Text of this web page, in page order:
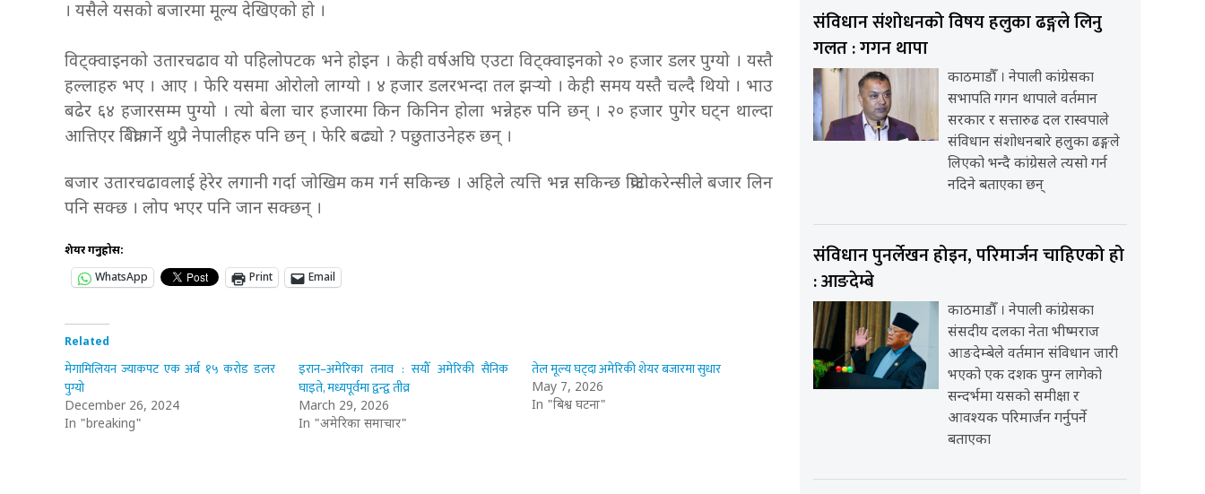
। यसैले यसको बजारमा मूल्य देखिएको हो ।
विट्क्वाइनको उतारचढाव यो पहिलोपटक भने होइन । केही वर्षअघि एउटा विट्क्वाइनको २० हजार डलर पुग्यो । यस्तै
हल्लाहरु भए । आए । फेरि यसमा ओरोलो लाग्यो । ४ हजार डलरभन्दा तल झर्‍यो । केही समय यस्तै चल्दै थियो । भाउ
बढेर ६४ हजारसम्म पुग्यो । त्यो बेला चार हजारमा किन किनिन होला भन्नेहरु पनि छन् । २० हजार पुगेर घट्न थाल्दा
आत्तिएर बिक्री गर्ने थुप्रै नेपालीहरु पनि छन् । फेरि बढ्यो ? पछुताउनेहरु छन् ।
बजार उतारचढावलाई हेरेर लगानी गर्दा जोखिम कम गर्न सकिन्छ । अहिले त्यत्ति भन्न सकिन्छ क्रिप्टोकरेन्सीले बजार लिन
पनि सक्छ । लोप भएर पनि जान सक्छन् ।
शेयर गर्नुहोस:
WhatsApp
Print Email
Related
मेगामिलियन ज्याकपट एक अर्ब १५ करोड डलर
पुग्यो
December 26, 2024
In "breaking"
इरान–अमेरिका तनाव : सयौँ अमेरिकी सैनिक
घाइते, मध्यपूर्वमा द्वन्द्व तीव्र
March 29, 2026
In "अमेरिका समाचार"
तेल मूल्य घट्दा अमेरिकी शेयर बजारमा सुधार
May 7, 2026
In "बिश्व घटना"
संविधान संशोधनको विषय हलुका ढङ्गले लिनु
गलत : गगन थापा
काठमाडौँ । नेपाली कांग्रेसका
सभापति गगन थापाले वर्तमान
सरकार र सत्तारुढ दल रास्वपाले
संविधान संशोधनबारे हलुका ढङ्गले
लिएको भन्दै कांग्रेसले त्यसो गर्न
नदिने बताएका छन्
संविधान पुनर्लेखन होइन, परिमार्जन चाहिएको हो
: आङदेम्बे
काठमाडौँ । नेपाली कांग्रेसका
संसदीय दलका नेता भीष्मराज
आङदेम्बेले वर्तमान संविधान जारी
भएको एक दशक पुग्न लागेको
सन्दर्भमा यसको समीक्षा र
आवश्यक परिमार्जन गर्नुपर्ने
बताएका